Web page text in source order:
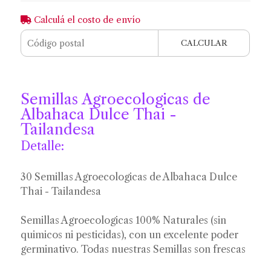
Calculá el costo de envío
CALCULAR
Semillas Agroecologicas de
Albahaca Dulce Thai -
Tailandesa
Detalle:
30 Semillas Agroecologicas de Albahaca Dulce
Thai - Tailandesa
Semillas Agroecologicas 100% Naturales (sin
quimicos ni pesticidas), con un excelente poder
germinativo. Todas nuestras Semillas son frescas